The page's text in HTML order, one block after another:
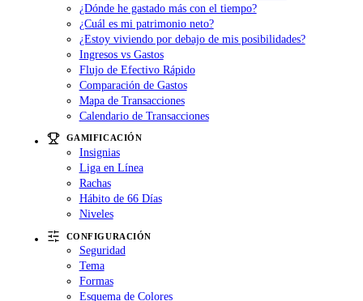
¿Dónde he gastado más con el tiempo?
¿Cuál es mi patrimonio neto?
¿Estoy viviendo por debajo de mis posibilidades?
Ingresos vs Gastos
Flujo de Efectivo Rápido
Comparación de Gastos
Mapa de Transacciones
Calendario de Transacciones
GAMIFICACIÓN
Insignias
Liga en Línea
Rachas
Hábito de 66 Días
Niveles
CONFIGURACIÓN
Seguridad
Tema
Formas
Esquema de Colores